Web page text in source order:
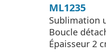
ML1235
Sublimation
Boucle
Épaisseur 2